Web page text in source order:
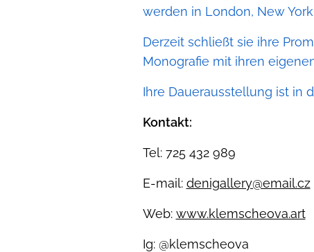
werden in London, New
Derzeit schließt sie ihre
Monografie mit ihren
Ihre Dauerausstellung ist in
Kontakt:
Tel: 725 432 989
E-mail: denigallery@email.cz
Web: www.klemscheova.art
Ig: @klemscheova